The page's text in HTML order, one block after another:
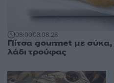
08:0003.08.26
Πίτσα gourmet με σύκα,
λάδι τρούφας